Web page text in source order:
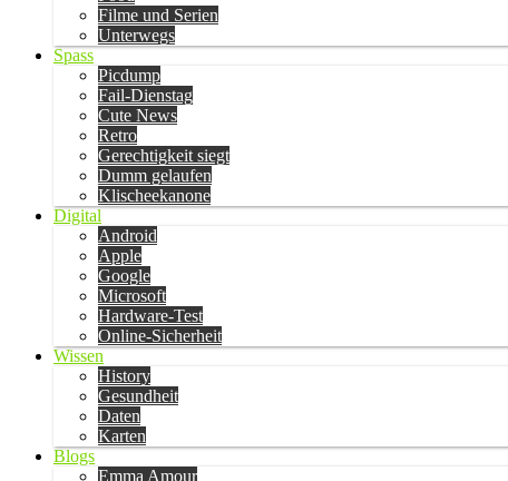
Filme und Serien
Unterwegs
Spass
Picdump
Fail-Dienstag
Cute News
Retro
Gerechtigkeit siegt
Dumm gelaufen
Klischeekanone
Digital
Android
Apple
Google
Microsoft
Hardware-Test
Online-Sicherheit
Wissen
History
Gesundheit
Daten
Karten
Blogs
Emma Amour